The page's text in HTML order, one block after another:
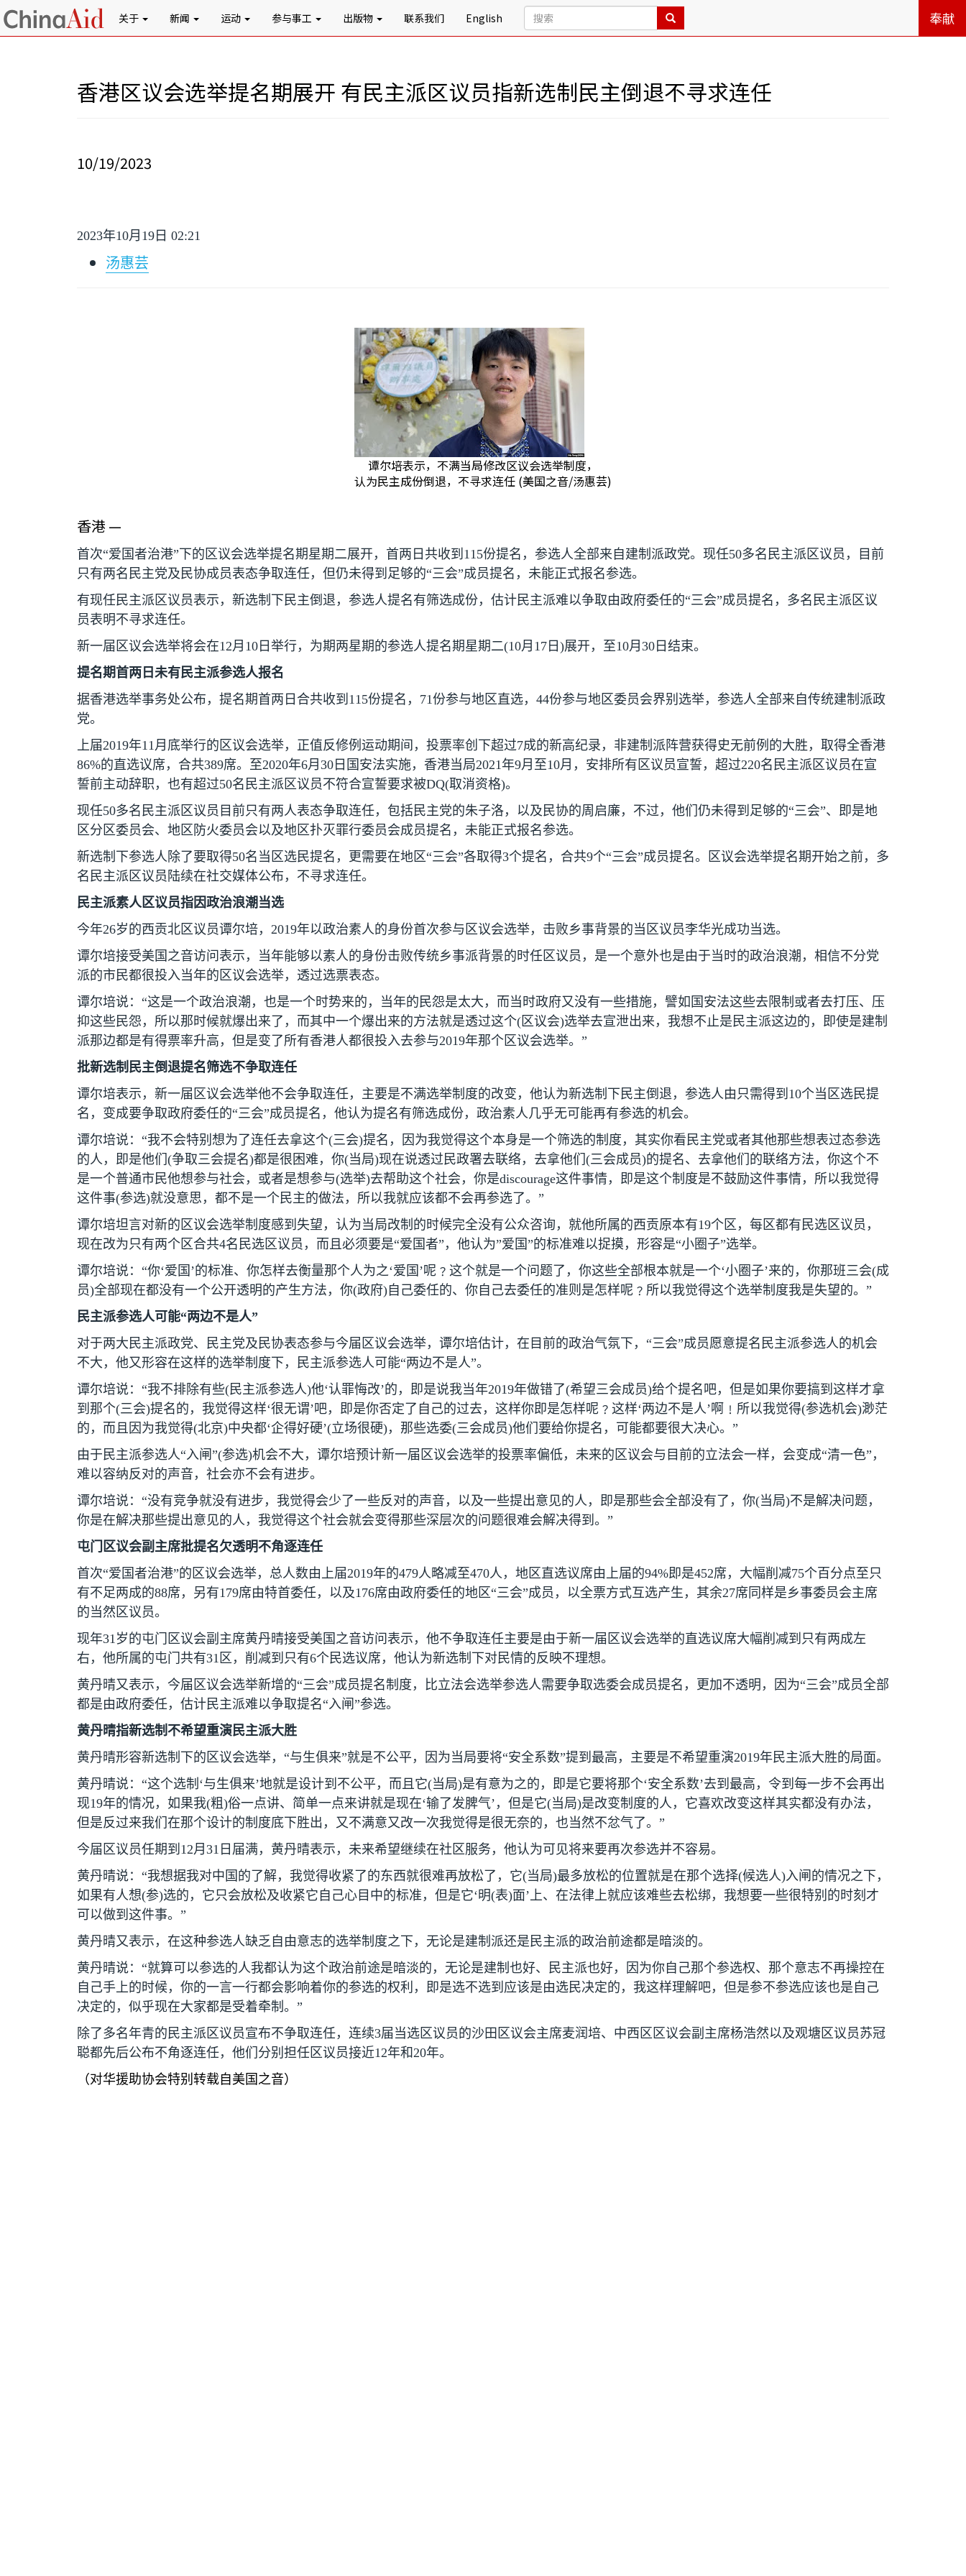
关于 新闻 运动 参与事工 出版物 联系我们 English 奉献
香港区议会选举提名期展开 有民主派区议员指新选制民主倒退不寻求连任
10/19/2023
2023年10月 19 日 02:21
汤惠芸
谭尔培表示，不满当局修改区议会选举制度，
认为民主成份倒退，不寻求连任 (美国之音/汤惠芸)
香港 —
首次“爱国者治港”下的区议会选举提名期星期二展开，首两日共收到 115份提名，参选人全部来自建制派政党。现任50多名民主派区议员，目前
只有两名民主党及民协成员表态争取连任，但仍未得到足够的“三会”成员提名，未能正式报名参选。
有现任民主派区议员表示，新选制下民主倒退，参选人提名有筛选成份，估计民主派难以争取由政府委任的“三会”成员提名，多名民主派区议
员表明不寻求连任。
新一届区议会选举将会在12月 10 日举行，为期两星期的参选人提名期星期二(10月 17 日 )展开，至10月 30 日结束。
提名期首两日未有民主派参选人报名
据香港选举事务处公布，提名期首两日合共收到 115份提名， 71份参与地区直选， 44份参与地区委员会界别选举，参选人全部来自传统建制派政
党。
上届2019年11月底举行的区议会选举，正值反修例运动期间，投票率创下超过7成的新高纪录，非建制派阵营获得史无前例的大胜，取得全香港
86%的直选议席，合共389席。至2020年6月 30 日国安法实施，香港当局2021年9月至10月，安排所有区议员宣誓，超过220名民主派区议员在宣
誓前主动辞职，也有超过50名民主派区议员不符合宣誓要求被DQ(取消资格)。
现任50多名民主派区议员目前只有两人表态争取连任，包括民主党的朱子洛，以及民协的周启廉，不过，他们仍未得到足够的“三会”、即是地
区分区委员会、地区防火委员会以及地区扑灭罪行委员会成员提名，未能正式报名参选。
新选制下参选人除了要取得50名当区选民提名，更需要在地区“三会”各取得3个提名，合共9个“三会”成员提名。区议会选举提名期开始之前，多
名民主派区议员陆续在社交媒体公布，不寻求连任。
民主派素人区议员指因政治浪潮当选
今年26岁的西贡北区议员谭尔培， 2019年以政治素人的身份首次参与区议会选举，击败乡事背景的当区议员李华光成功当选。
谭尔培接受美国之音访问表示，当年能够以素人的身份击败传统乡事派背景的时任区议员，是一个意外也是由于当时的政治浪潮，相信不分党
派的市民都很投入当年的区议会选举，透过选票表态。
谭尔培说：“这是一个政治浪潮，也是一个时势来的，当年的民怨是太大，而当时政府又没有一些措施，譬如国安法这些去限制或者去打压、压
抑这些民怨，所以那时候就爆出来了，而其中一个爆出来的方法就是透过这个(区议会)选举去宣泄出来，我想不止是民主派这边的，即使是建制
派那边都是有得票率升高，但是变了所有香港人都很投入去参与2019年那个区议会选举。”
批新选制民主倒退提名筛选不争取连任
谭尔培表示，新一届区议会选举他不会争取连任，主要是不满选举制度的改变，他认为新选制下民主倒退，参选人由只需得到 10个当区选民提
名，变成要争取政府委任的“三会”成员提名，他认为提名有筛选成份，政治素人几乎无可能再有参选的机会。
谭尔培说：“我不会特别想为了连任去拿这个(三会)提名，因为我觉得这个本身是一个筛选的制度，其实你看民主党或者其他那些想表过态参选
的人，即是他们 (争取三会提名)都是很困难，你(当局)现在说透过民政署去联络，去拿他们 (三会成员)的提名、去拿他们的联络方法，你这个不
是一个普通市民他想参与社会，或者是想参与(选举)去帮助这个社会，你是discourage这件事情，即是这个制度是不鼓励这件事情，所以我觉得
这件事(参选)就没意思，都不是一个民主的做法，所以我就应该都不会再参选了。”
谭尔培坦言对新的区议会选举制度感到失望，认为当局改制的时候完全没有公众咨询，就他所属的西贡原本有19个区，每区都有民选区议员，
现在改为只有两个区合共4名民选区议员，而且必须要是“爱国者”，他认为”爱国”的标准难以捉摸，形容是“小圈子”选举。
谭尔培说：“你‘爱国’的标准、你怎样去衡量那个人为之‘爱国’呢﹖这个就是一个问题了，你这些全部根本就是一个‘小圈子’来的，你那班三会(成
员)全部现在都没有一个公开透明的产生方法，你(政府) 自己委任的、你自己去委任的准则是怎样呢﹖所以我觉得这个选举制度我是失望的。”
民主派参选人可能“两边不是人”
对于两大民主派政党、民主党及民协表态参与今届区议会选举，谭尔培估计，在目前的政治气氛下，“三会”成员愿意提名民主派参选人的机会
不大，他又形容在这样的选举制度下，民主派参选人可能“两边不是人”。
谭尔培说：“我不排除有些(民主派参选人)他‘认罪悔改’的，即是说我当年2019年做错了(希望三会成员)给个提名吧，但是如果你要搞到这样才拿
到那个(三会)提名的，我觉得这样‘很无谓’吧，即是你否定了自己的过去，这样你即是怎样呢﹖这样‘两边不是人’啊﹗所以我觉得(参选机会)渺茫
的，而且因为我觉得(北京)中央都‘企得好硬’(立场很硬)，那些选委(三会成员)他们要给你提名，可能都要很大决心。”
由于民主派参选人“入闸”(参选)机会不大，谭尔培预计新一届区议会选举的投票率偏低，未来的区议会与目前的立法会一样，会变成“清一色”，
难以容纳反对的声音，社会亦不会有进步。
谭尔培说：“没有竞争就没有进步，我觉得会少了一些反对的声音，以及一些提出意见的人，即是那些会全部没有了，你(当局)不是解决问题，
你是在解决那些提出意见的人，我觉得这个社会就会变得那些深层次的问题很难会解决得到。”
屯门区议会副主席批提名欠透明不角逐连任
首次“爱国者治港”的区议会选举，总人数由上届2019年的479人略减至470人，地区直选议席由上届的94%即是452席，大幅削减75个百分点至只
有不足两成的88席，另有179席由特首委任，以及176席由政府委任的地区“三会”成员，以全票方式互选产生，其余27席同样是乡事委员会主席
的当然区议员。
现年31岁的屯门区议会副主席黄丹晴接受美国之音访问表示，他不争取连任主要是由于新一届区议会选举的直选议席大幅削减到只有两成左
右，他所属的屯门共有31 区，削减到只有6个民选议席，他认为新选制下对民情的反映不理想。
黄丹晴又表示，今届区议会选举新增的“三会”成员提名制度，比立法会选举参选人需要争取选委会成员提名，更加不透明，因为“三会”成员全部
都是由政府委任，估计民主派难以争取提名“入闸”参选。
黄丹晴指新选制不希望重演民主派大胜
黄丹晴形容新选制下的区议会选举，“与生俱来”就是不公平，因为当局要将“安全系数”提到最高，主要是不希望重演2019年民主派大胜的局面。
黄丹晴说：“这个选制‘与生俱来’地就是设计到不公平，而且它(当局)是有意为之的，即是它要将那个‘安全系数’去到最高，令到每一步不会再出
现19年的情况，如果我(粗)俗一点讲、简单一点来讲就是现在‘输了发脾气’，但是它(当局)是改变制度的人，它喜欢改变这样其实都没有办法，
但是反过来我们在那个设计的制度底下胜出，又不满意又改一次我觉得是很无奈的，也当然不忿气了。”
今届区议员任期到 12月 31 日届满，黄丹晴表示，未来希望继续在社区服务，他认为可见将来要再次参选并不容易。
黄丹晴说：“我想据我对中国的了解，我觉得收紧了的东西就很难再放松了，它(当局)最多放松的位置就是在那个选择(候选人)入闸的情况之下，
如果有人想(参)选的，它只会放松及收紧它自己心目中的标准，但是它‘明(表)面’上、在法律上就应该难些去松绑，我想要一些很特别的时刻才
可以做到这件事。”
黄丹晴又表示，在这种参选人缺乏自由意志的选举制度之下，无论是建制派还是民主派的政治前途都是暗淡的。
黄丹晴说：“就算可以参选的人我都认为这个政治前途是暗淡的，无论是建制也好、民主派也好，因为你自己那个参选权、那个意志不再操控在
自己手上的时候，你的一言一行都会影响着你的参选的权利，即是选不选到应该是由选民决定的，我这样理解吧，但是参不参选应该也是自己
决定的，似乎现在大家都是受着牵制。”
除了多名年青的民主派区议员宣布不争取连任，连续3届当选区议员的沙田区议会主席麦润培、中西区区议会副主席杨浩然以及观塘区议员苏冠
聪都先后公布不角逐连任，他们分别担任区议员接近12年和20年。
（对华援助协会特别转载自美国之音）